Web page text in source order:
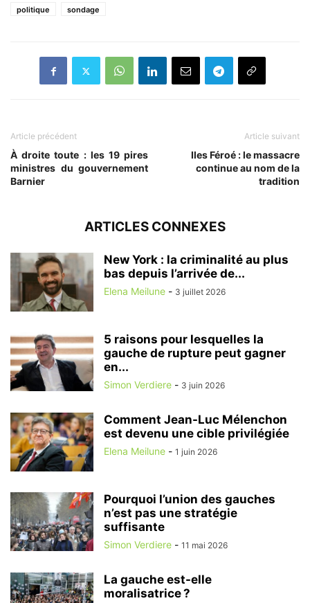
politique
sondage
Article précédent
À droite toute : les 19 pires
ministres du gouvernement
Barnier
Article suivant
Iles Féroé : le massacre
continue au nom de la
tradition
ARTICLES CONNEXES
New York : la criminalité au plus
bas depuis l’arrivée de...
Elena Meilune - 3 juillet 2026
5 raisons pour lesquelles la
gauche de rupture peut gagner
en...
Simon Verdiere - 3 juin 2026
Comment Jean-Luc Mélenchon
est devenu une cible privilégiée
Elena Meilune - 1 juin 2026
Pourquoi l’union des gauches
n’est pas une stratégie
suffisante
Simon Verdiere - 11 mai 2026
La gauche est-elle
moralisatrice ?